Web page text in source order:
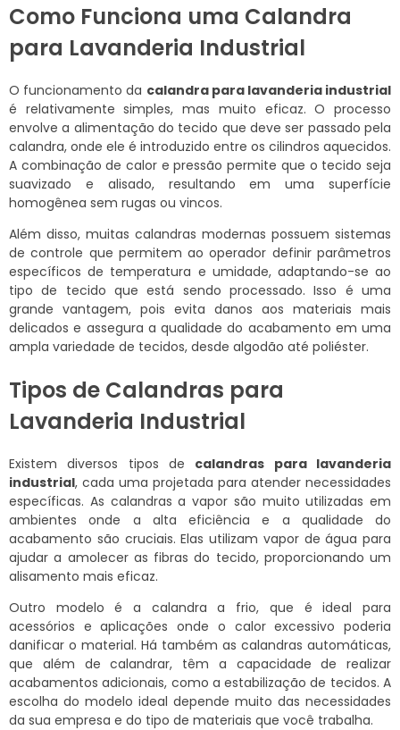
Como Funciona uma Calandra
para Lavanderia Industrial
O funcionamento da calandra para lavanderia industrial
é relativamente simples, mas muito eficaz. O processo
envolve a alimentação do tecido que deve ser passado pela
calandra, onde ele é introduzido entre os cilindros aquecidos.
A combinação de calor e pressão permite que o tecido seja
suavizado e alisado, resultando em uma superfície
homogênea sem rugas ou vincos.
Além disso, muitas calandras modernas possuem sistemas
de controle que permitem ao operador definir parâmetros
específicos de temperatura e umidade, adaptando-se ao
tipo de tecido que está sendo processado. Isso é uma
grande vantagem, pois evita danos aos materiais mais
delicados e assegura a qualidade do acabamento em uma
ampla variedade de tecidos, desde algodão até poliéster.
Tipos de Calandras para
Lavanderia Industrial
Existem diversos tipos de calandras para lavanderia
industrial, cada uma projetada para atender necessidades
específicas. As calandras a vapor são muito utilizadas em
ambientes onde a alta eficiência e a qualidade do
acabamento são cruciais. Elas utilizam vapor de água para
ajudar a amolecer as fibras do tecido, proporcionando um
alisamento mais eficaz.
Outro modelo é a calandra a frio, que é ideal para
acessórios e aplicações onde o calor excessivo poderia
danificar o material. Há também as calandras automáticas,
que além de calandrar, têm a capacidade de realizar
acabamentos adicionais, como a estabilização de tecidos. A
escolha do modelo ideal depende muito das necessidades
da sua empresa e do tipo de materiais que você trabalha.